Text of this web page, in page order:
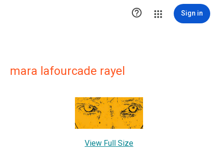
 Sign in
mara lafourcade rayel
View Full Size